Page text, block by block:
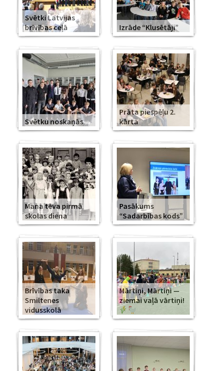
Svētki Latvijas
brīvības ceļā
Izrāde “Klusētāji”
Svētku noskaņās
Prāta piespēļu 2.
kārta
Mana tēva pirmā
skolas diena
Pasākums
“Sadarbības kods”
Brīvības taka
Smiltenes
vidusskolā
Mārtiņi, Mārtiņi —
ziemai vaļā vārtiņi!